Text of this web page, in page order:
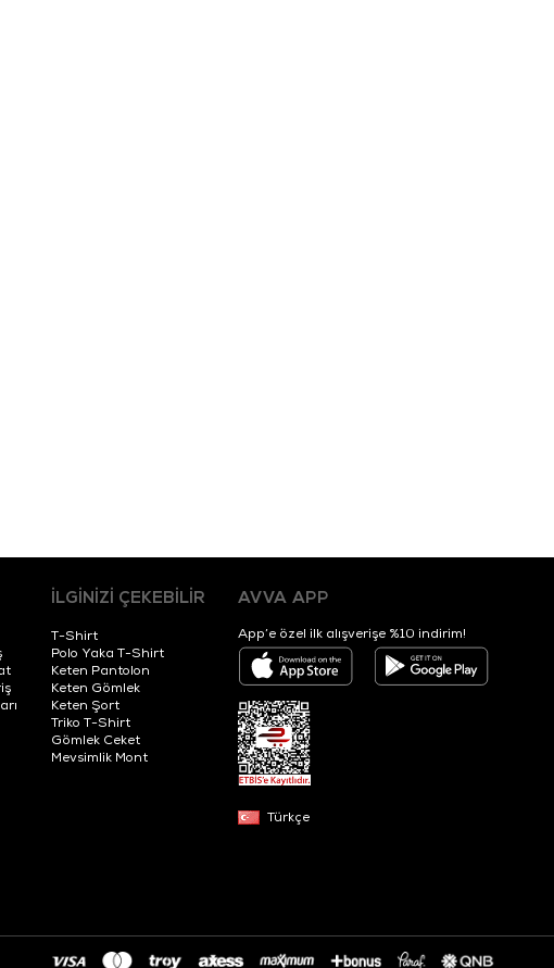
İLGİNİZİ ÇEKEBİLİR
T-Shirt
Polo Yaka T-Shirt
Keten Pantolon
Keten Gömlek
Keten Şort
Triko T-Shirt
Gömlek Ceket
Mevsimlik Mont
AVVA APP
App’e özel ilk alışverişe %10 indirim!
Türkçe